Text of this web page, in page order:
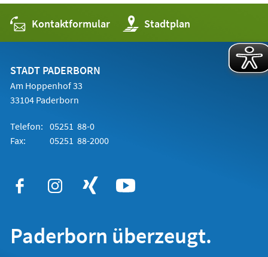
Kontaktformular Stadtplan
(Öffnet
in
einem
STADT PADERBORN
Am Hoppenhof 33
33104 Paderborn
Telefon: 05251 88-0
Fax:
05251 88-2000
Paderborn überzeugt.